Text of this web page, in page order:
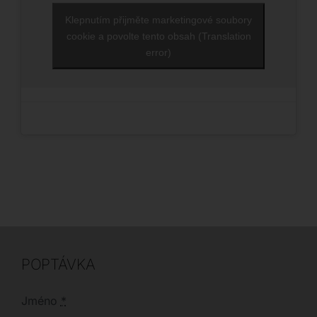
Klepnutím přijměte marketingové soubory
cookie a povolte tento obsah (Translation
error)
POPTÁVKA
Jméno *